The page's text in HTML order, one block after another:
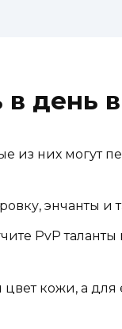
в день
из них могут
энчанты и
PvP
кожи, а для